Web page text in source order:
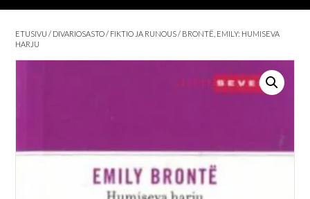
ETUSIVU / DIVARIOSASTO/ FIKTIO JA RUNOUS/ BRONTË, EMILY: HUMISEVA
HARJU